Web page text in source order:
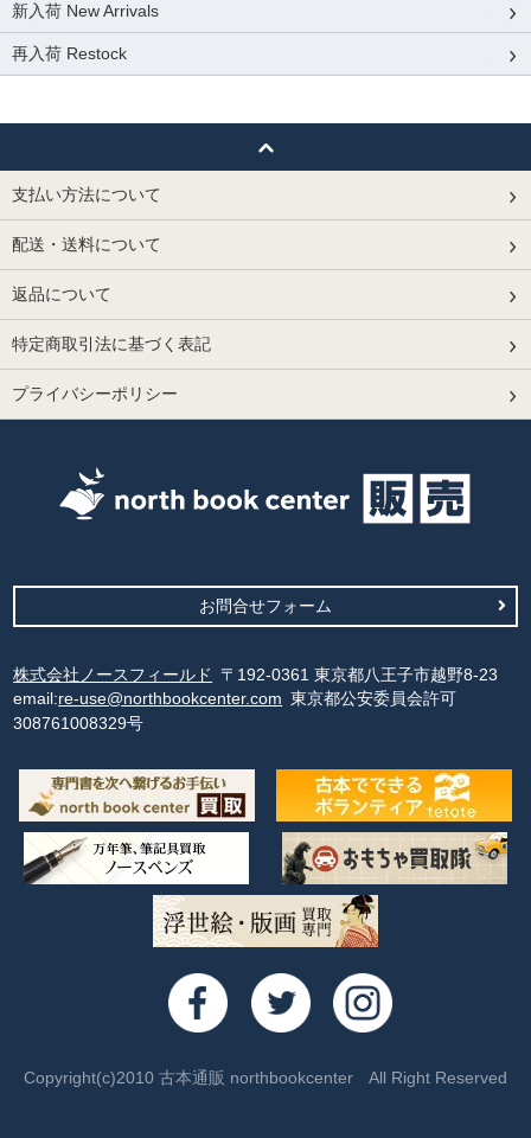
新入荷 New Arrivals
再入荷 Restock
支払い方法について
配送・送料について
返品について
特定商取引法に基づく表記
プライバシーポリシー
お問合せフォーム
株式会社ノースフィールド
〒192-0361 東京都八王子市越野8-23
email:re-use@northbookcenter.com 東京都公安委員会許可
308761008329号
Copyright(c)2010 古本通販 northbookcenter All Right Reserved